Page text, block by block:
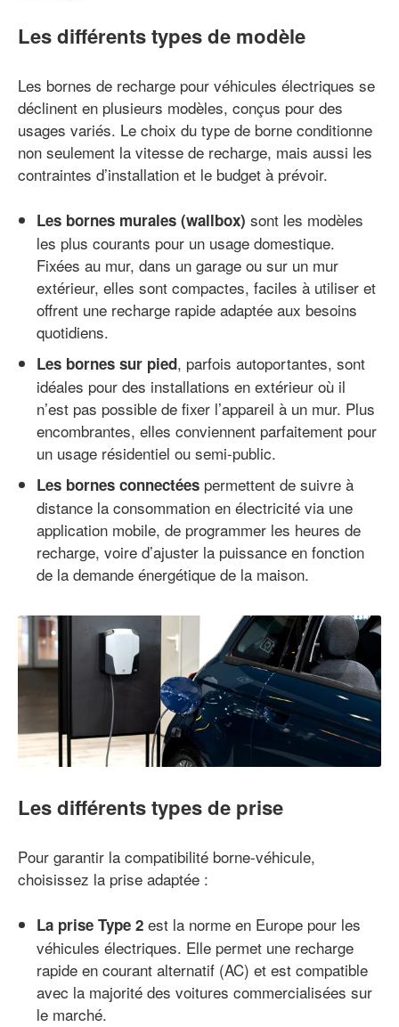
Les différents types de modèle
Les bornes de recharge pour véhicules électriques se
déclinent en plusieurs modèles, conçus pour des
usages variés. Le choix du type de borne conditionne
non seulement la vitesse de recharge, mais aussi les
contraintes d’installation et le budget à prévoir.
Les bornes murales (wallbox) sont les modèles
les plus courants pour un usage domestique.
Fixées au mur, dans un garage ou sur un mur
extérieur, elles sont compactes, faciles à utiliser et
offrent une recharge rapide adaptée aux besoins
quotidiens.
Les bornes sur pied, parfois autoportantes, sont
idéales pour des installations en extérieur où il
n’est pas possible de fixer l’appareil à un mur. Plus
encombrantes, elles conviennent parfaitement pour
un usage résidentiel ou semi-public.
Les bornes connectées permettent de suivre à
distance la consommation en électricité via une
application mobile, de programmer les heures de
recharge, voire d’ajuster la puissance en fonction
de la demande énergétique de la maison.
Les différents types de prise
Pour garantir la compatibilité borne-véhicule,
choisissez la prise adaptée :
La prise Type 2 est la norme en Europe pour les
véhicules électriques. Elle permet une recharge
rapide en courant alternatif (AC) et est compatible
avec la majorité des voitures commercialisées sur
le marché.